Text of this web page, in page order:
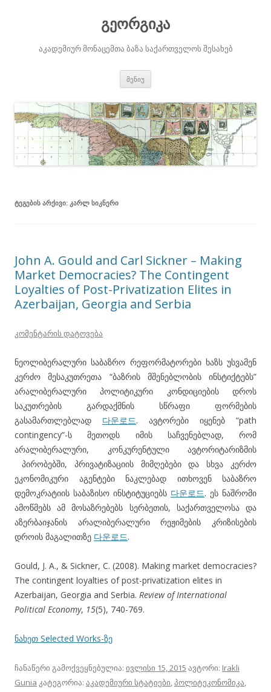
გეორგიკა
აკადემიურ მონაცემთა ბაზა საქართველოს შესახებ
მენიუ
ᲢᲔᲒᲔᲑᲘᲡ ᲐᲠᲥᲘᲕᲘ: ᲙᲐᲠᲚ ᲡᲘᲙᲜᲔᲠᲘ
John A. Gould and Carl Sickner – Making
Market Democracies? The Contingent
Loyalties of Post-Privatization Elites in
Azerbaijan, Georgia and Serbia
კომენტარის დატოვება
ნეოლიბერალური საბაზრო რეფორმატორები ხაზს უსვამენ
კერძო მესაკუთრეთა “ბაზრის მშენებლობის ინსტიქტებს”
არალიბერალური პოლიტიკური კონდიციების დროს
საკუთრების გარდაქმნის სწრაფი ფორმების
გასამართლებლად 다운로드. ავტორები იყენებ “path
contingency”-ს მეთოდს იმის საჩვენებლად, რომ
არალიბერალური, კონკურენტული ავტორიტარიზმის
პირობებში, პრივატიზაციის მიმღებები და სხვა კერძო
ეკონომიკური აგენტები ნაკლებად ითხოვენ საბაზრო
დემოკრატიის საბაზისო ინსტიტუციებს 다운로드. ეს ნაშრომი
ამოწმებს ამ მოსაზრებებს სერბეთის, საქართველოსა და
აზერბაიჯანის არალიბერალური რეჟიმების კრიზისების
დროის მაგალითზე 다운로드.
Gould, J. A., & Sickner, C. (2008). Making market democracies?
The contingent loyalties of post-privatization elites in
Azerbaijan, Georgia and Serbia. Review of International
Political Economy, 15(5), 740-769.
ნახეთ Selected Works-ზე
ჩანაწერი გამოქვეყნებულია: ივლისი 15, 2015 ავტორი: Irakli
Gunia კატეგორია: აკადემიური სტატიები,პოლიტეკონომიკა,